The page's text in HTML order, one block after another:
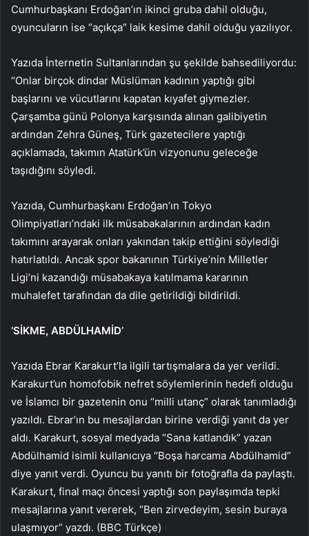
Cumhurbaşkanı Erdoğan’ın ikinci gruba dahil olduğu,
oyuncuların ise “açıkça” laik kesime dahil olduğu yazılıyor.
Yazıda İnternetin Sultanlarından şu şekilde bahsediliyordu:
“Onlar birçok dindar Müslüman kadının yaptığı gibi
başlarını ve vücutlarını kapatan kıyafet giymezler.
Çarşamba günü Polonya karşısında alınan galibiyetin
ardından Zehra Güneş, Türk gazetecilere yaptığı
açıklamada, takımın Atatürk’ün vizyonunu geleceğe
taşıdığını söyledi.
Yazıda, Cumhurbaşkanı Erdoğan’ın Tokyo
Olimpiyatları’ndaki ilk müsabakalarının ardından kadın
takımını arayarak onları yakından takip ettiğini söylediği
hatırlatıldı. Ancak spor bakanının Türkiye’nin Milletler
Ligi’ni kazandığı müsabakaya katılmama kararının
muhalefet tarafından da dile getirildiği bildirildi.
‘SİKME, ABDÜLHAMİD’
Yazıda Ebrar Karakurt’la ilgili tartışmalara da yer verildi.
Karakurt’un homofobik nefret söylemlerinin hedefi olduğu
ve İslamcı bir gazetenin onu “milli utanç” olarak tanımladığı
yazıldı. Ebrar’ın bu mesajlardan birine verdiği yanıt da yer
aldı. Karakurt, sosyal medyada “Sana katlandık” yazan
Abdülhamid isimli kullanıcıya “Boşa harcama Abdülhamid”
diye yanıt verdi. Oyuncu bu yanıtı bir fotoğrafla da paylaştı.
Karakurt, final maçı öncesi yaptığı son paylaşımda tepki
mesajlarına yanıt vererek, “Ben zirvedeyim, sesin buraya
ulaşmıyor” yazdı. (BBC Türkçe)